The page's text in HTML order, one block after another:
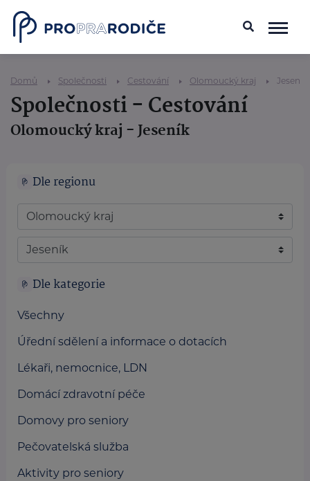
Domů Společnosti Cestování Olomoucký kraj Jeseník
Společnosti - Cestování
Olomoucký kraj - Jeseník
Dle regionu
Dle kategorie
Všechny
Úřední sdělení a informace o dotacích
Lékaři, nemocnice, LDN
Domácí zdravotní péče
Domovy pro seniory
Pečovatelská služba
Aktivity pro seniory